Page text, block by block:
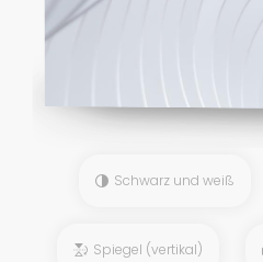
Schwarz und weiß
Spiegel (vertikal)